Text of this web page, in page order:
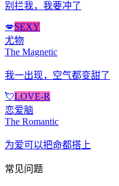
别拦我，我要冲了
💋SEXY
尤物
The Magnetic
我一出现，空气都变甜了
💘LOVE-R
恋爱脑
The Romantic
为爱可以把命都搭上
常见问题